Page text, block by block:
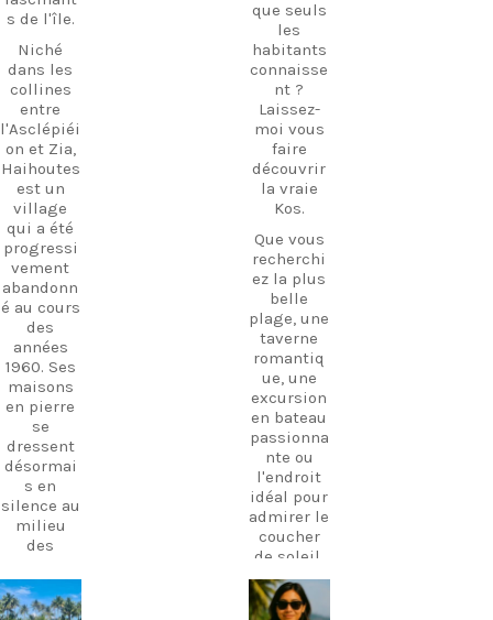
s de l'île.
Niché
dans les
collines
entre
l'Asclépiéi
on et Zia,
Haihoutes
est un
village
qui a été
progressi
vement
abandonn
é au cours
des
années
1960. Ses
maisons
en pierre
se
dressent
désormai
s en
silence au
milieu
des
témoigna
nt d'une
que seuls
les
habitants
connaisse
nt ?
Laissez-
moi vous
faire
découvrir
la vraie
Kos.
Que vous
recherchi
ez la plus
belle
plage, une
taverne
romantiq
ue, une
excursion
en bateau
passionna
nte ou
l'endroit
idéal pour
admirer le
coucher
de soleil,
je suis là
pour vous
aider à
carpediem.tr
carpediem.tr